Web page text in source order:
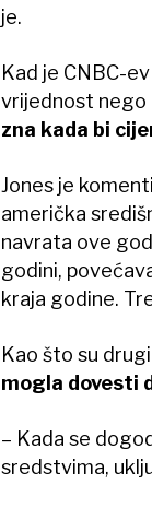
je.
Kad je CNBC-
vrijednost nego
zna kada bi
Jones je
američka
navrata ove
godini,
kraja godine.
Kao što su
mogla dovesti
– Kada se
sredstvima,